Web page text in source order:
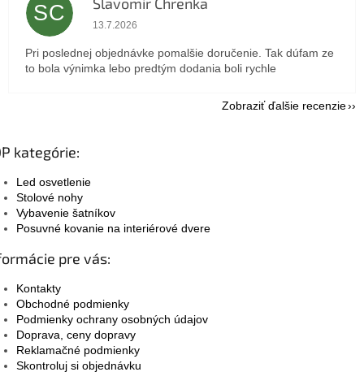
SC Hodnotenie obchodu je 5 z 5 hviezdičiek.
13.7.2026
Pri poslednej objednávke pomalšie doručenie. Tak dúfam ze
to bola výnimka lebo predtým dodania boli rychle
Zobraziť ďalšie recenzie
kategórie:
Led osvetlenie
Stolové nohy
Vybavenie šatníkov
Posuvné kovanie na interiérové dvere
pre vás:
Kontakty
Obchodné podmienky
Podmienky ochrany osobných údajov
Doprava, ceny dopravy
Reklamačné podmienky
Skontroluj si objednávku